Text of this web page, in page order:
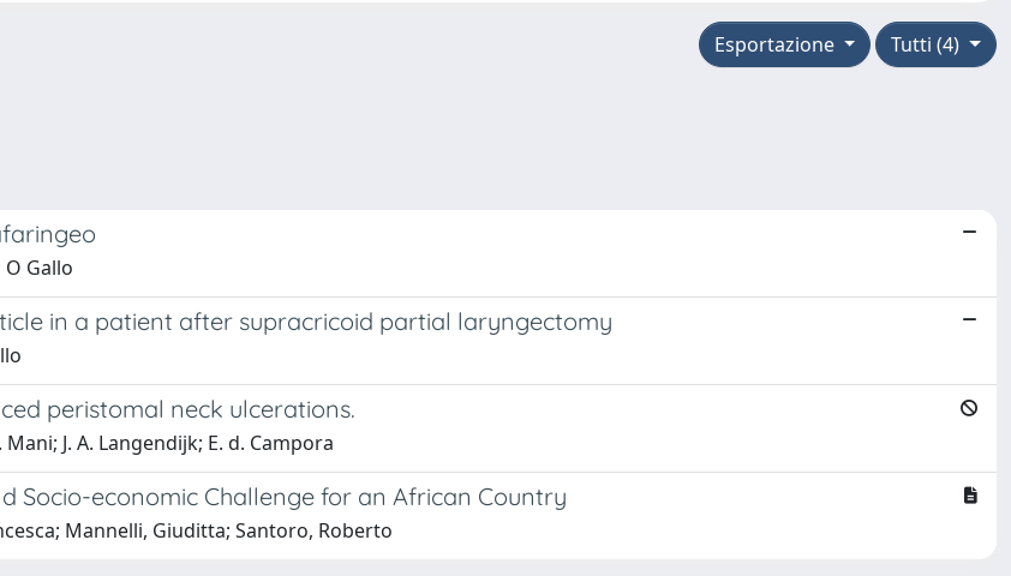
Tutti (4)
Esportazione
O Gallo
in a patient after supracricoid partial laryngectomy
peristomal neck ulcerations.
J. A. Langendijk; E. d. Campora
Socio-economic Challenge for an African Country
Mannelli, Giuditta; Santoro, Roberto